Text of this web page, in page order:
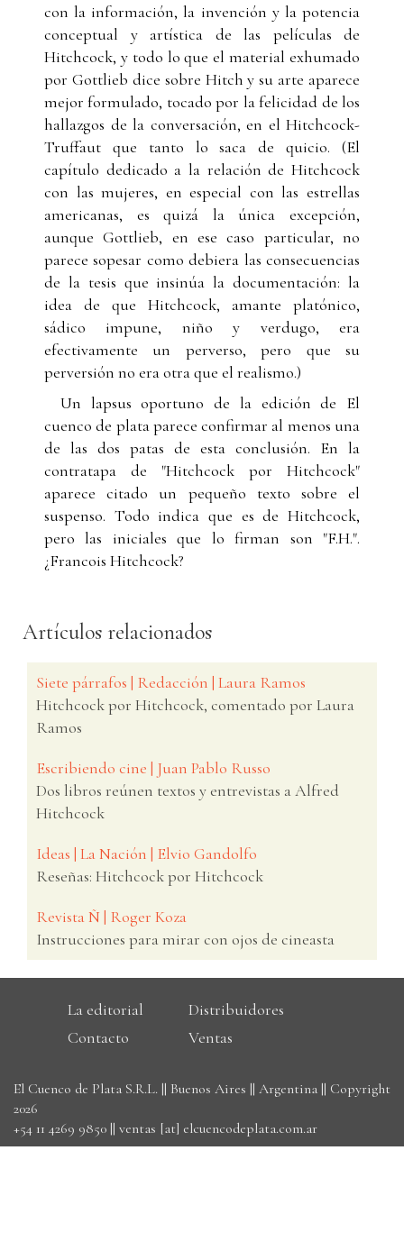
con la información, la invención y la potencia
conceptual y artística de las películas de
Hitchcock, y todo lo que el material exhumado
por Gottlieb dice sobre Hitch y su arte aparece
mejor formulado, tocado por la felicidad de los
hallazgos de la conversación, en el Hitchcock-
Truffaut que tanto lo saca de quicio. (El
capítulo dedicado a la relación de Hitchcock
con las mujeres, en especial con las estrellas
americanas, es quizá la única excepción,
aunque Gottlieb, en ese caso particular, no
parece sopesar como debiera las consecuencias
de la tesis que insinúa la documentación: la
idea de que Hitchcock, amante platónico,
sádico impune, niño y verdugo, era
efectivamente un perverso, pero que su
perversión no era otra que el realismo.)
Un lapsus oportuno de la edición de El
cuenco de plata parece confirmar al menos una
de las dos patas de esta conclusión. En la
contratapa de "Hitchcock por Hitchcock"
aparece citado un pequeño texto sobre el
suspenso. Todo indica que es de Hitchcock,
pero las iniciales que lo firman son "F.H.".
¿Francois Hitchcock?
Artículos relacionados
Siete párrafos | Redacción | Laura Ramos
Hitchcock por Hitchcock, comentado por Laura
Ramos
Escribiendo cine | Juan Pablo Russo
Dos libros reúnen textos y entrevistas a Alfred
Hitchcock
Ideas | La Nación | Elvio Gandolfo
Reseñas: Hitchcock por Hitchcock
Revista Ñ | Roger Koza
Instrucciones para mirar con ojos de cineasta
La editorial
Distribuidores
Contacto
Ventas
El Cuenco de Plata S.R.L. || Buenos Aires || Argentina || Copyright
2026
+54 11 4269 9850 || ventas [at] elcuencodeplata.com.ar